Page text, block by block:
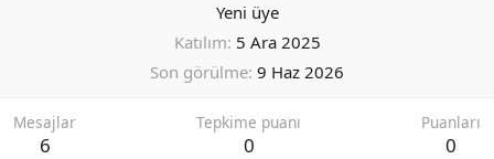
Yeni üye
Katılım 5 Ara 2025
Son görülme 9 Haz 2026
Mesajlar
6
Tepkime puanı
0
Puanları
0